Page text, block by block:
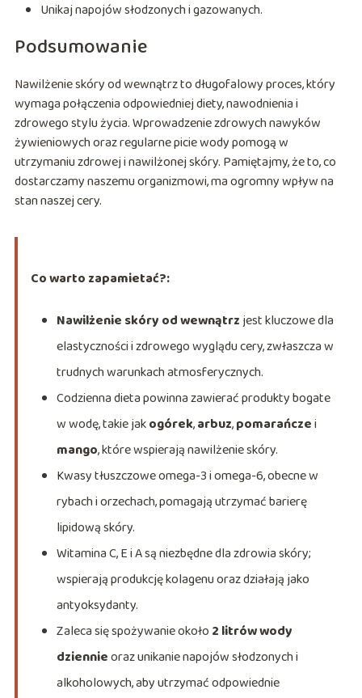
Unikaj napojów słodzonych i gazowanych.
Podsumowanie
Nawilżenie skóry od wewnątrz to długofalowy proces, który
wymaga połączenia odpowiedniej diety, nawodnienia i
zdrowego stylu życia. Wprowadzenie zdrowych nawyków
żywieniowych oraz regularne picie wody pomogą w
utrzymaniu zdrowej i nawilżonej skóry. Pamiętajmy, że to, co
dostarczamy naszemu organizmowi, ma ogromny wpływ na
stan naszej cery.
Co warto zapamietać?:
Nawilżenie skóry od wewnątrzjest kluczowe dla
elastyczności i zdrowego wyglądu cery, zwłaszcza w
trudnych warunkach atmosferycznych.
Codzienna dieta powinna zawierać produkty bogate
w wodę, takie jakogórek,arbuz,pomarańczei
mango, które wspierają nawilżenie skóry.
Kwasy tłuszczowe omega-3 i omega-6, obecne w
rybach i orzechach, pomagają utrzymać barierę
lipidową skóry.
Witamina C, E i A są niezbędne dla zdrowia skóry;
wspierają produkcję kolagenu oraz działają jako
antyoksydanty.
Zaleca się spożywanie około 2 litrów wody
dziennieoraz unikanie napojów słodzonych i
alkoholowych, aby utrzymać odpowiednie